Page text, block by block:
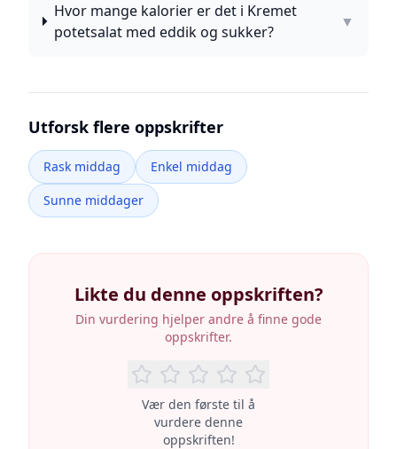
Hvor mange kalorier er det i Kremet
potetsalat med eddik og sukker?
▼
Utforsk flere oppskrifter
Rask middag
Enkel middag
Sunne middager
Likte du denne oppskriften?
Din vurdering hjelper andre å finne gode
oppskrifter.
Vær den første til å
vurdere denne
oppskriften!